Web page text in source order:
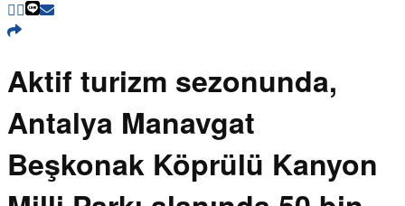
Aktif turizm sezonunda,
Antalya Manavgat
Beşkonak Köprülü Kanyon